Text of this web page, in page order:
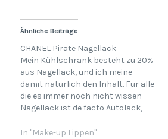
Ähnliche Beiträge
CHANEL Pirate Nagellack
Mein Kühlschrank besteht zu 20%
aus Nagellack, und ich meine
damit natürlich den Inhalt. Für alle
die es immer noch nicht wissen -
Nagellack ist de facto Autolack,
Kühlschrank. Auf gar keinen Fall
In "Make-up Lippen"